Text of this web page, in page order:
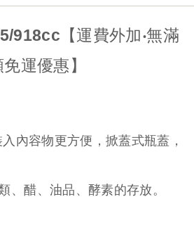
918cc【運費外加‧無滿
運優惠】
內容物更方便，掀蓋式瓶蓋，
、醋、油品、酵素的存放。